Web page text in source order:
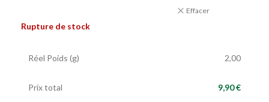
Effacer
Rupture de stock
Réel Poids (g) 2,00
Prix total 9,90 €